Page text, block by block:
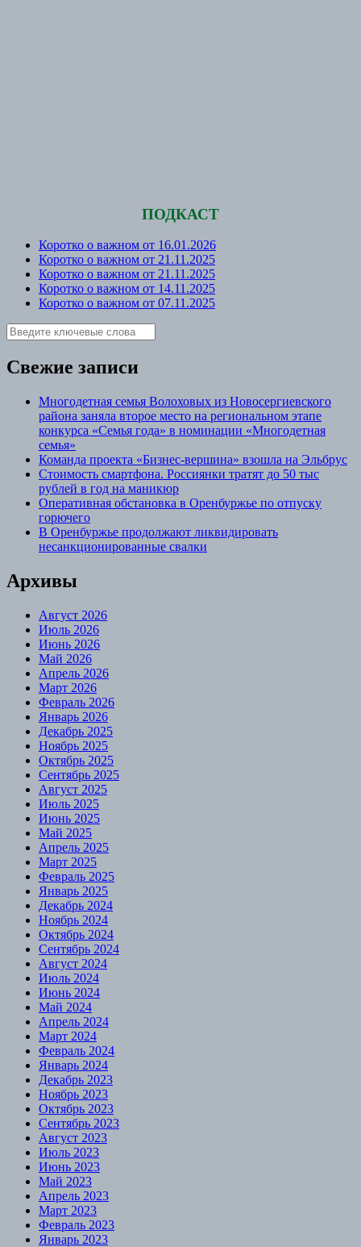
ПОДКАСТ
Коротко о важном от 16.01.2026
Коротко о важном от 21.11.2025
Коротко о важном от 21.11.2025
Коротко о важном от 14.11.2025
Коротко о важном от 07.11.2025
Свежие записи
Многодетная семья Волоховых из Новосергиевского
района заняла второе место на региональном этапе
конкурса «Семья года» в номинации «Многодетная
семья»
Команда проекта «Бизнес‑вершина» взошла на Эльбрус
Стоимость смартфона. Россиянки тратят до 50 тыс
рублей в год на маникюр
Оперативная обстановка в Оренбуржье по отпуску
горючего
В Оренбуржье продолжают ликвидировать
несанкционированные свалки
Архивы
Август 2026
Июль 2026
Июнь 2026
Май 2026
Апрель 2026
Март 2026
Февраль 2026
Январь 2026
Декабрь 2025
Ноябрь 2025
Октябрь 2025
Сентябрь 2025
Август 2025
Июль 2025
Июнь 2025
Май 2025
Апрель 2025
Март 2025
Февраль 2025
Январь 2025
Декабрь 2024
Ноябрь 2024
Октябрь 2024
Сентябрь 2024
Август 2024
Июль 2024
Июнь 2024
Май 2024
Апрель 2024
Март 2024
Февраль 2024
Январь 2024
Декабрь 2023
Ноябрь 2023
Октябрь 2023
Сентябрь 2023
Август 2023
Июль 2023
Июнь 2023
Май 2023
Апрель 2023
Март 2023
Февраль 2023
Январь 2023